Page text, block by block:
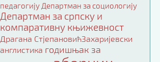
педагогију Департман за социологију
Департман за српску и
компаративну књижевност
Драгана СтјепановићЗахаријевски
англистика годишњак за